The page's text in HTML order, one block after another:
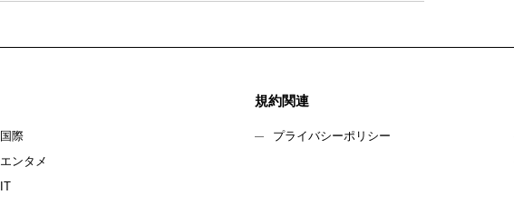
国際
エンタメ
IT
規約関連
プライバシーポリシー